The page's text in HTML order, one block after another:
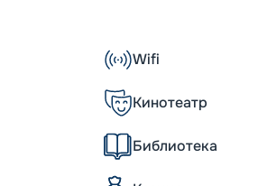
долларов. Большое внимание
пассажиров. Изюминка
куполом и панорамными лифтами.
12;
т;
половины из них имеют
Wifi
Кинотеатр
Библиотека